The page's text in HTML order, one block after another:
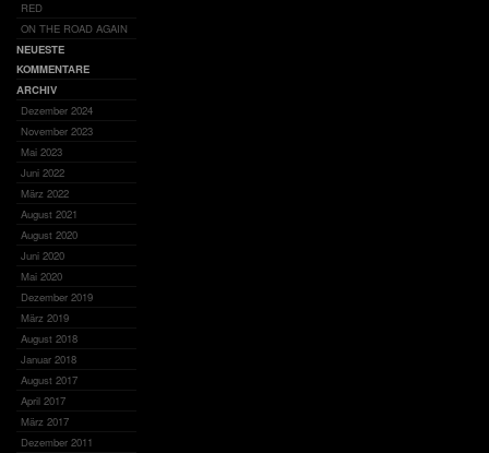
RED
ON THE ROAD AGAIN
NEUESTE
KOMMENTARE
ARCHIV
Dezember 2024
November 2023
Mai 2023
Juni 2022
März 2022
August 2021
August 2020
Juni 2020
Mai 2020
Dezember 2019
März 2019
August 2018
Januar 2018
August 2017
April 2017
März 2017
Dezember 2011